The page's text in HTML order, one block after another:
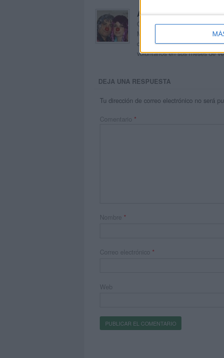
Acerca de
Orientación Andújar no es
Maribel, que además de ser
dentro del blog y en el cual,
voluntarios en sus meses de
DEJA UNA RESPUESTA
Tu dirección de correo electrónico no será
Comentario *
Nombre *
Correo electrónico *
Web